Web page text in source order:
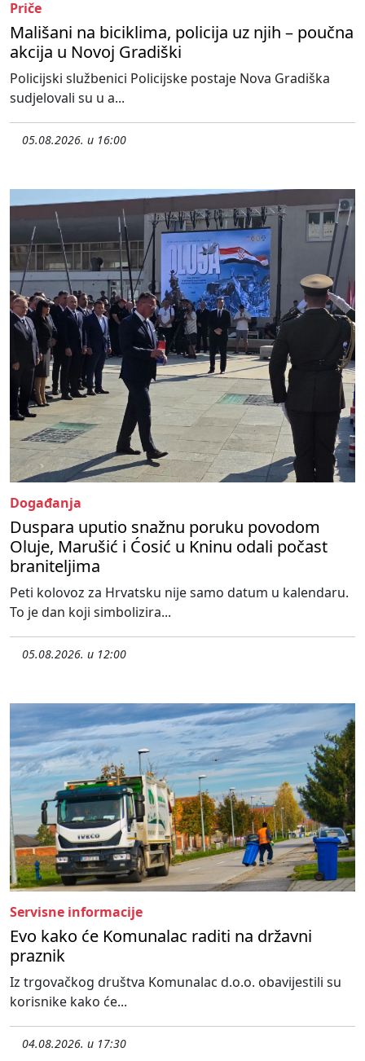
Priče
Mališani na biciklima, policija uz njih – poučna
akcija u Novoj Gradiški
Policijski službenici Policijske postaje Nova Gradiška
sudjelovali su u a...
05.08.2026. u 16:00
Događanja
Duspara uputio snažnu poruku povodom
Oluje, Marušić i Ćosić u Kninu odali počast
braniteljima
Peti kolovoz za Hrvatsku nije samo datum u kalendaru.
To je dan koji simbolizira...
05.08.2026. u 12:00
Servisne informacije
Evo kako će Komunalac raditi na državni
praznik
Iz trgovačkog društva Komunalac d.o.o. obavijestili su
korisnike kako će...
04.08.2026. u 17:30